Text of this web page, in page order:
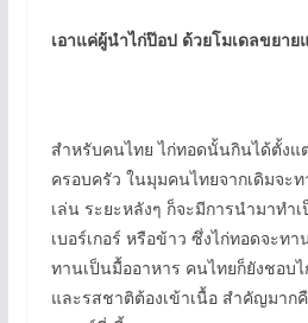
เอาแค่ผู้นำไก่ป๊อป ด้วยโมเดลขยา
สำหรับคนไทย ไก่ทอดนั้นกินได้ตั้งแ
ครอบครัว ในมุมคนไทยจากเดิมจะ
เล่น ระยะหลังๆ ก็จะมีการนำมาทำ
เบอร์เกอร์ หรือข้าว ซึ่งไก่ทอดจะท
ทานเป็นมื้ออาหาร คนไทยก็ยังชอบ
และรสชาติต้องเข้าเนื้อ สำคัญมาก